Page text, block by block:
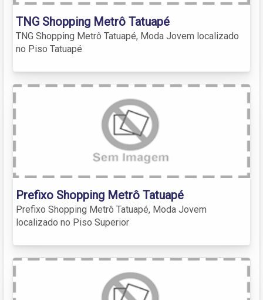
TNG Shopping Metrô Tatuapé
TNG Shopping Metrô Tatuapé, Moda Jovem localizado
no Piso Tatuapé
Prefixo Shopping Metrô Tatuapé
Prefixo Shopping Metrô Tatuapé, Moda Jovem
localizado no Piso Superior